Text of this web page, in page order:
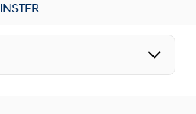
INSTER